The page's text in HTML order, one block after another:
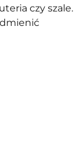
czy szale.